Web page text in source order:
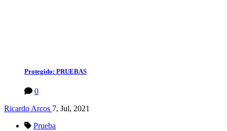
Protegido: PRUEBAS
0
Ricardo Arcos 7, Jul, 2021
Prueba